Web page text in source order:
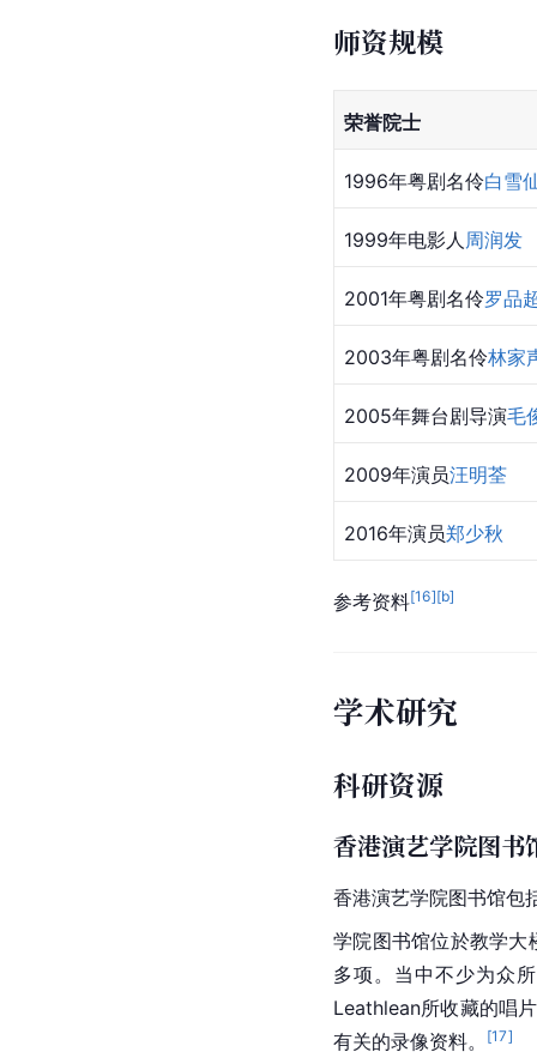
师资规模
荣誉院士
1996年粤剧名伶白雪
1999年电影人周润发
2001年粤剧名伶罗品
2003年粤剧名伶林家
2005年舞台剧导演毛
2009年演员汪明荃
2016年演员郑少秋
参考资料[16][b]
学术研究
科研资源
香港演艺学院图书
香港演艺学院图书馆包
学院图书馆位於教学大
多项。当中不少为众
Leathlean所收藏的唱
有关的录像资料。
[17]